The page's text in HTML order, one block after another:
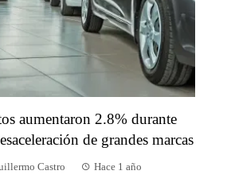
aumentaron 2.8% durante
de grandes marcas
Castro Hace 1 año